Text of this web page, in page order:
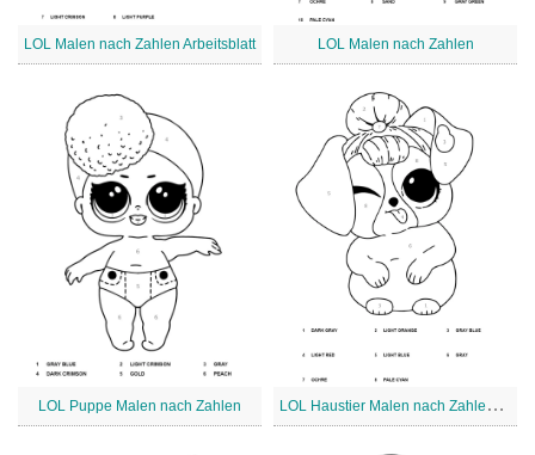
LOL Malen nach Zahlen Arbeitsblatt LOL Malen nach Zahlen
LOL Puppe Malen nach Zahlen L
OL Haustier Malen nach Zahlen Arbeitsblatt